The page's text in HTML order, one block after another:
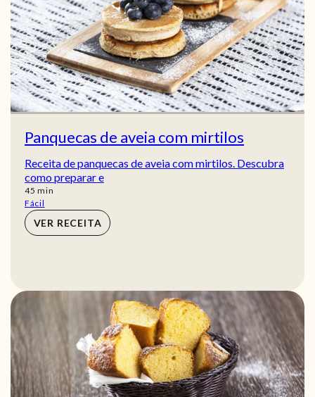
Panquecas de aveia com mirtilos
Receita de panquecas de aveia com mirtilos. Descubra
como preparar e
45 min
min
Fácil
VER RECEITA